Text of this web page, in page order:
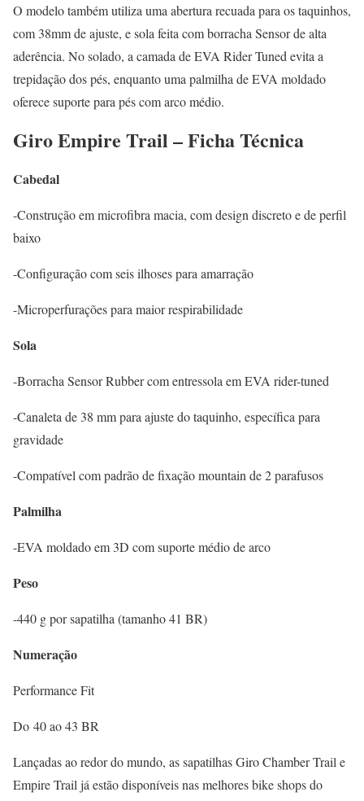
O modelo também utiliza uma abertura recuada para os taquinhos,
com 38mm de ajuste, e sola feita com borracha Sensor de alta
aderência. No solado, a camada de EVA Rider Tuned evita a
trepidação dos pés, enquanto uma palmilha de EVA moldado
oferece suporte para pés com arco médio.
Giro Empire Trail – Ficha Técnica
Cabedal
-Construção em microfibra macia, com design discreto e de perfil
baixo
-Configuração com seis ilhoses para amarração
-Microperfurações para maior respirabilidade
Sola
-Borracha Sensor Rubber com entressola em EVA rider-tuned
-Canaleta de 38 mm para ajuste do taquinho, específica para
gravidade
-Compatível com padrão de fixação mountain de 2 parafusos
Palmilha
-EVA moldado em 3D com suporte médio de arco
Peso
-440 g por sapatilha (tamanho 41 BR)
Numeração
Performance Fit
Do 40 ao 43 BR
Lançadas ao redor do mundo, as sapatilhas Giro Chamber Trail e
Empire Trail já estão disponíveis nas melhores bike shops do